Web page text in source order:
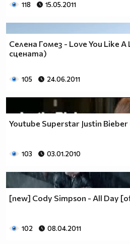
118 15.05.2011
Селена Гомез - Love You Like A
сцената)
105 24.06.2011
Youtube Superstar Justin
103 03.01.2010
[new] Cody Simpson - All Day
102 08.04.2011